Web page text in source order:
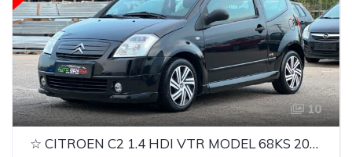
10
☆ CITROEN C2 1.4 HDI VTR MODEL 68KS 2004 GODINA AVTOMATIK ☆